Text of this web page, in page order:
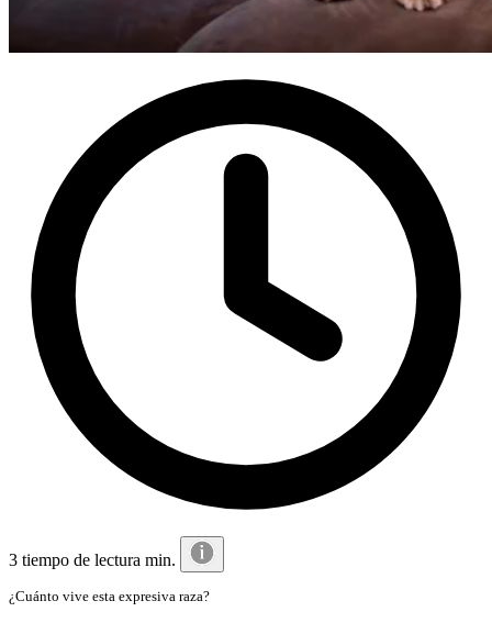
3 tiempo de lectura min.
¿Cuánto vive esta expresiva raza?